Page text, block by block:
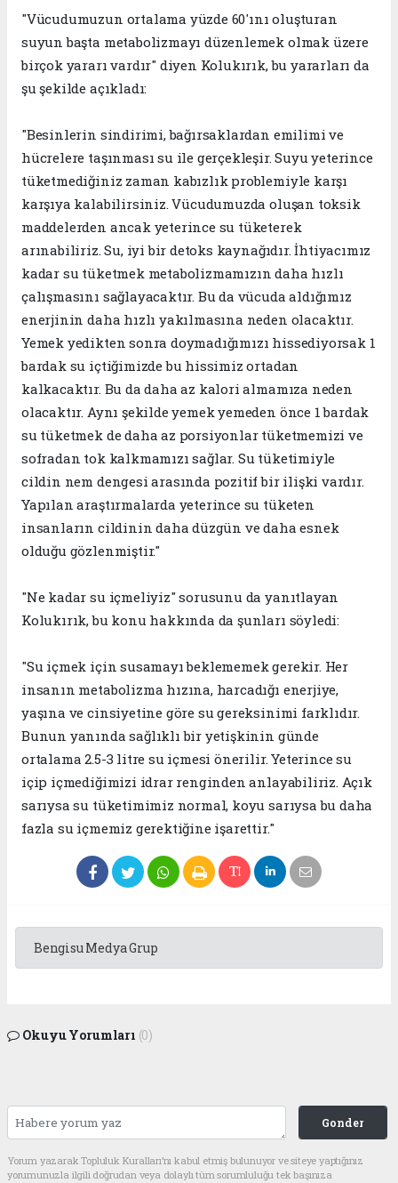
"Vücudumuzun ortalama yüzde 60'ını oluşturan
suyun başta metabolizmayı düzenlemek olmak üzere
birçok yararı vardır" diyen Kolukırık, bu yararları da
şu şekilde açıkladı:
"Besinlerin sindirimi, bağırsaklardan emilimi ve
hücrelere taşınması su ile gerçekleşir. Suyu yeterince
tüketmediğiniz zaman kabızlık problemiyle karşı
karşıya kalabilirsiniz. Vücudumuzda oluşan toksik
maddelerden ancak yeterince su tüketerek
arınabiliriz. Su, iyi bir detoks kaynağıdır. İhtiyacımız
kadar su tüketmek metabolizmamızın daha hızlı
çalışmasını sağlayacaktır. Bu da vücuda aldığımız
enerjinin daha hızlı yakılmasına neden olacaktır.
Yemek yedikten sonra doymadığımızı hissediyorsak 1
bardak su içtiğimizde bu hissimiz ortadan
kalkacaktır. Bu da daha az kalori almamıza neden
olacaktır. Aynı şekilde yemek yemeden önce 1 bardak
su tüketmek de daha az porsiyonlar tüketmemizi ve
sofradan tok kalkmamızı sağlar. Su tüketimiyle
cildin nem dengesi arasında pozitif bir ilişki vardır.
Yapılan araştırmalarda yeterince su tüketen
insanların cildinin daha düzgün ve daha esnek
olduğu gözlenmiştir."
"Ne kadar su içmeliyiz" sorusunu da yanıtlayan
Kolukırık, bu konu hakkında da şunları söyledi:
"Su içmek için susamayı beklememek gerekir. Her
insanın metabolizma hızına, harcadığı enerjiye,
yaşına ve cinsiyetine göre su gereksinimi farklıdır.
Bunun yanında sağlıklı bir yetişkinin günde
ortalama 2.5-3 litre su içmesi önerilir. Yeterince su
içip içmediğimizi idrar renginden anlayabiliriz. Açık
sarıysa su tüketimimiz normal, koyu sarıysa bu daha
fazla su içmemiz gerektiğine işarettir."
Bengisu Medya Grup
Okuyu Yorumları (0)
Gonder
Yorum yazarak Topluluk Kuralları’nı kabul etmiş bulunuyor ve siteye yaptığınız
yorumunuzla ilgili doğrudan veya dolaylı tüm sorumluluğu tek başınıza